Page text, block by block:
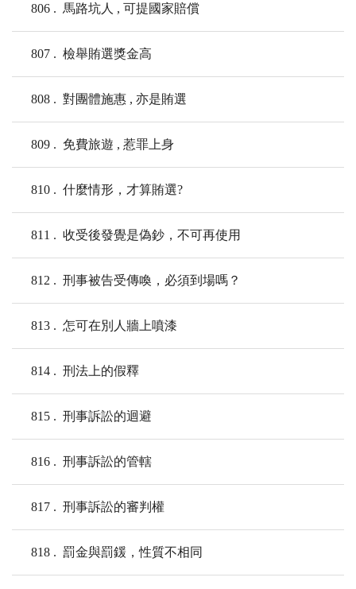
806 馬路坑人 , 可提國家賠償
807 檢舉賄選獎金高
808 對團體施惠 , 亦是賄選
809 免費旅遊 , 惹罪上身
810 什麼情形，才算賄選?
811 收受後發覺是偽鈔，不可再使用
812 刑事被告受傳喚，必須到場嗎？
813 怎可在別人牆上噴漆
814 刑法上的假釋
815 刑事訴訟的迴避
816 刑事訴訟的管轄
817 刑事訴訟的審判權
818 罰金與罰鍰，性質不相同